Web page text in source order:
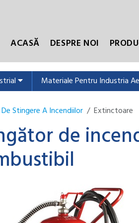
ACASĂ
DESPRE NOI
Materiale Pentru Industria
Stingere A Incendiilor Extinctoare
de